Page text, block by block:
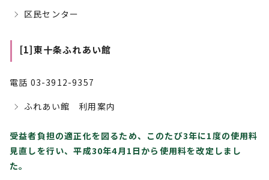
区民センター
[1]東十条ふれあい館
電話 03-3912-9357
ふれあい館 利用案内
受益者負担の適正化を図るため、このたび3年に1度の使用料
見直しを行い、平成30年4月1日から使用料を改定しまし
た。